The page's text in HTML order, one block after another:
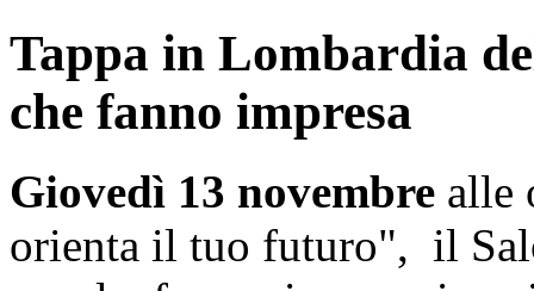
Tappa in Lombardia
che fanno impresa
Giovedì 13 novembre alle
orienta il tuo futuro", il